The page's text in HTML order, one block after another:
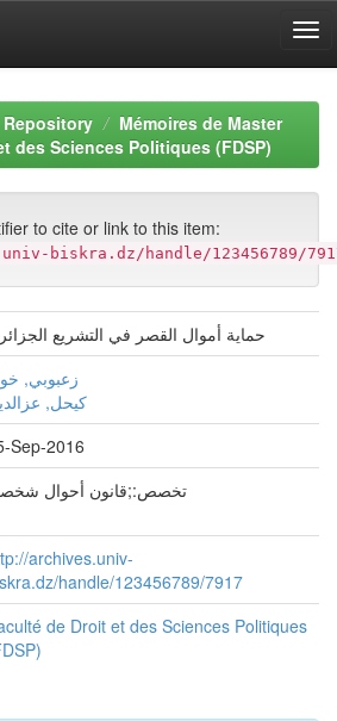
Mémoires de Master
des Sciences Politiques (FDSP)
to cite or link to this item:
biskra.dz/handle/123456789/
حماية أموال القصر في التشريع
زعبوبي,
كيحل,
Sep-2016
تخصص:;قانون أحوال
archives.univ-
handle/123456789/7917
de Droit et des Sciences Politiques